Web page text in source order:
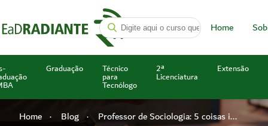
Home
Graduação Técnico
para
Tecnólogo
2ª
Licenciatura
Extensão
Home Blog Professor de Sociologia: 5 coisas i...